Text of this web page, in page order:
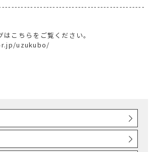
こちらをご覧ください。
uzukubo/